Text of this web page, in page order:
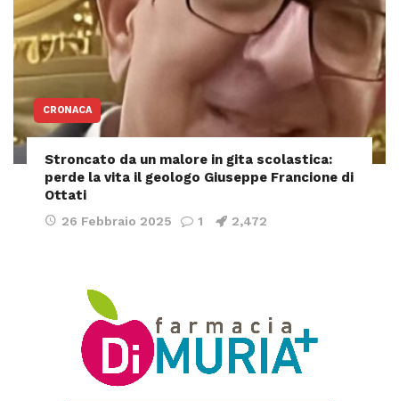
CRONACA
Stroncato da un malore in gita scolastica:
perde la vita il geologo Giuseppe Francione di
Ottati
26 Febbraio 2025 1 2,472